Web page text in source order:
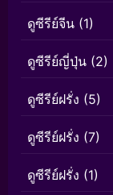
ดูซีรีย์จีน (1)
ดูซีรีย์ญี่ปุ่น (2)
ดูซีรีย์ฝรั่ง (5)
ดูซีรีย์ฝรั่ง (7)
ดูซีรีย์ฝรั่ง (1)